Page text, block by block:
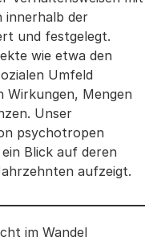
innerhalb der
und festgelegt.
wie etwa den
Umfeld
Mengen
Unser
psychotropen
Blick auf deren
aufzeigt.
im Wandel